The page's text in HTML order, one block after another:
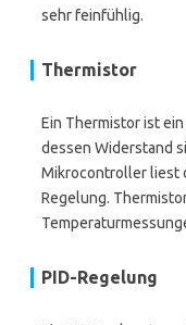
sehr feinfühlig.
Thermistor
Ein Thermistor ist
dessen Widerstand
Mikrocontroller liest
Regelung.
PID-Regelung